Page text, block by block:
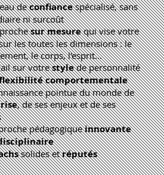
deconfiancespécialisé, sans
ni surcoût
sur mesurequi vise votre
les toutes les dimensions : le
le corps, l'esprit...
sur votrestylede personnalité
comportementale
pointue du monde de
, de ses enjeux et de ses
pédagogiqueinnovante
solides etréputés